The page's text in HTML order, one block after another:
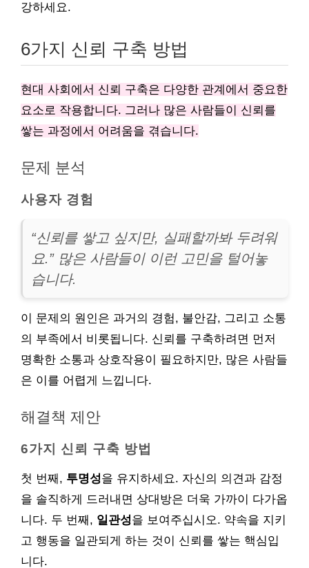
강하세요.
6가지 신뢰 구축 방법
현대 사회에서 신뢰 구축은 다양한 관계에서 중요한
요소로 작용합니다. 그러나 많은 사람들이 신뢰를
쌓는 과정에서 어려움을 겪습니다.
문제 분석
사용자 경험
“신뢰를 쌓고 싶지만, 실패할까봐 두려워
요.” 많은 사람들이 이런 고민을 털어놓
습니다.
이 문제의 원인은 과거의 경험, 불안감, 그리고 소통
의 부족에서 비롯됩니다. 신뢰를 구축하려면 먼저
명확한 소통과 상호작용이 필요하지만, 많은 사람들
은 이를 어렵게 느낍니다.
해결책 제안
6가지 신뢰 구축 방법
첫 번째, 투명성을 유지하세요. 자신의 의견과 감정
을 솔직하게 드러내면 상대방은 더욱 가까이 다가옵
니다. 두 번째, 일관성을 보여주십시오. 약속을 지키
고 행동을 일관되게 하는 것이 신뢰를 쌓는 핵심입
니다.